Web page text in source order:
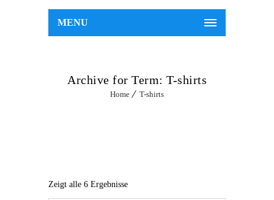
MENU
Archive for Term: T-shirts
Home T-shirts
Zeigt alle 6 Ergebnisse